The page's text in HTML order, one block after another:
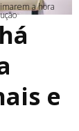
a hora
e